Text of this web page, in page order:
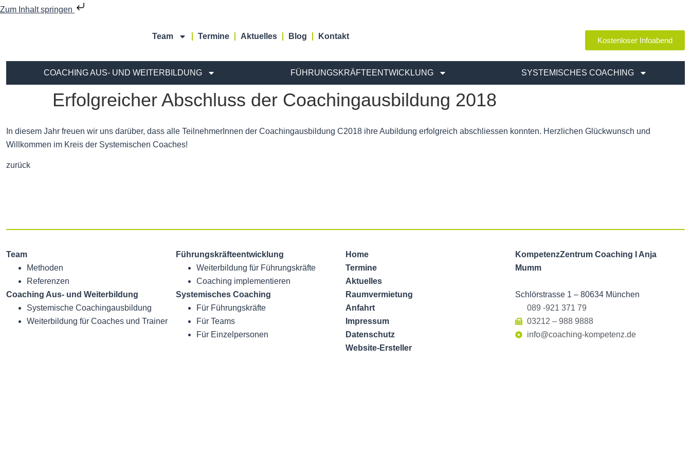
Zum Inhalt springen
Team Termine Aktuelles Blog Kontakt Kostenloser Infoabend
COACHING AUS- UND WEITERBILDUNG FÜHRUNGSKRÄFTEENTWICKLUNG SYSTEMISCHES COACHING
Erfolgreicher Abschluss der Coachingausbildung 2018
In diesem Jahr freuen wir uns darüber, dass alle TeilnehmerInnen der Coachingausbildung C2018 ihre Aubildung erfolgreich abschliessen konnten. Herzlichen Glückwunsch und
Willkommen im Kreis der Systemischen Coaches!
zurück
Team
Methoden
Referenzen
Coaching Aus- und Weiterbildung
Systemische Coachingaus­bildung
Weiterbildung für Coaches und Trainer
Führungskräfte­entwicklung
Weiterbildung für Führungskräfte
Coaching implementieren
Systemisches Coaching
Für Führungskräfte
Für Teams
Für Einzelpersonen
Home
Termine
Aktuelles
Raumvermietung
Anfahrt
Impressum
Datenschutz
Website-Ersteller
KompetenzZentrum Coaching I Anja
Mumm
Schlörstrasse 1 – 80634 München
089 -921 371 79
03212 – 988 9888
info@coaching-kompetenz.de